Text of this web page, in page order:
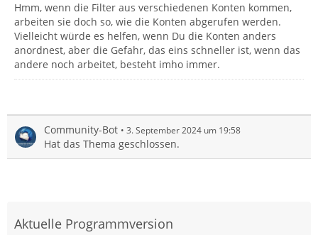
Hmm, wenn die Filter aus verschiedenen Konten kommen,
arbeiten sie doch so, wie die Konten abgerufen werden.
Vielleicht würde es helfen, wenn Du die Konten anders
anordnest, aber die Gefahr, das eins schneller ist, wenn das
andere noch arbeitet, besteht imho immer.
Community-Bot 3. September 2024 um 19:58
Hat das Thema geschlossen.
Aktuelle Programmversion